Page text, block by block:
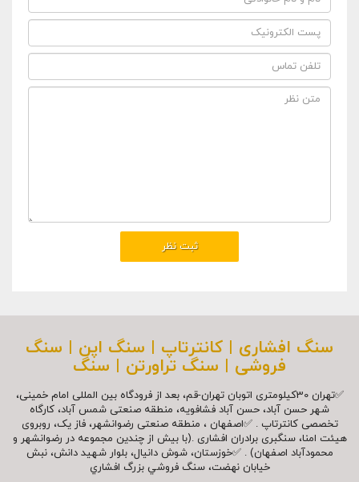
سنگ افشاری | کانترتاپ | سنگ اپن | سنگ
فروشی | سنگ تراورتن | سنگ
✅تهران 30کیلومتری اتوبان تهران-قم، بعد از فرودگاه بین المللی امام خمینی،
شهر حسن آباد، حسن آباد فشافویه، منطقه صنعتی شمس آباد، کارگاه
تخصصی کانترتاپ . ✅اصفهان ، منطقه صنعتی رضوانشهر، فاز یک، روبروی
هیئت امنا، سنگبری برادران افشاری .(با بیش از چندین مجموعه در رضوانشهر و
محمودآباد اصفهان) . ✅خوزستان، شوش دانیال، بلوار شهيد دانش، نبش
خیابان نهضت، سنگ فروشي بزرگ افشاري